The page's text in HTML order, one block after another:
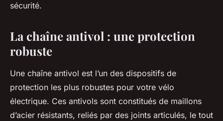
sécurité.
La chaîne antivol : une protection
robuste
Une chaîne antivol est l’un des dispositifs de
protection les plus robustes pour votre vélo
électrique. Ces antivols sont constitués de maillons
d’acier résistants, reliés par des joints articulés, le tout